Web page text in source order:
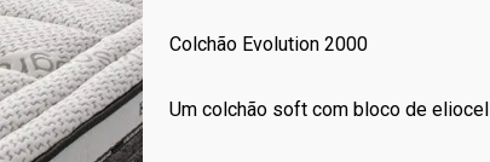
Colchão Evolution 2000
Um colchão soft com bloco de